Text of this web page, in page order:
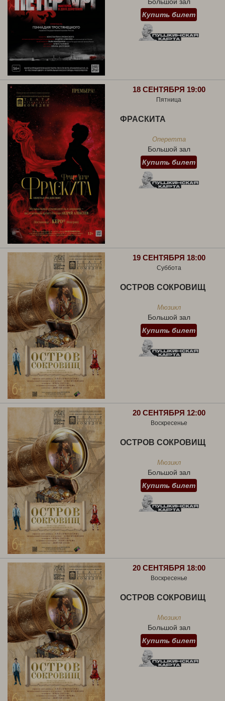
Большой зал
Купить билет
18 СЕНТЯБРЯ 19:00
Пятница
ФРАСКИТА
Оперетта
Большой зал
Купить билет
19 СЕНТЯБРЯ 18:00
Суббота
ОСТРОВ СОКРОВИЩ
Мюзикл
Большой зал
Купить билет
20 СЕНТЯБРЯ 12:00
Воскресенье
ОСТРОВ СОКРОВИЩ
Мюзикл
Большой зал
Купить билет
20 СЕНТЯБРЯ 18:00
Воскресенье
ОСТРОВ СОКРОВИЩ
Мюзикл
Большой зал
Купить билет